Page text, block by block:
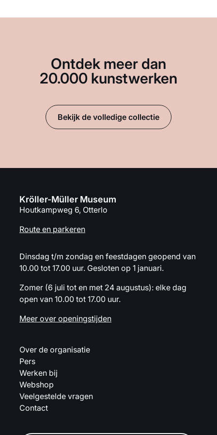
Ontdek meer dan
20.000 kunstwerken
Bekijk de volledige collectie
Kröller-Müller Museum
Houtkampweg 6, Otterlo
Route en parkeren
Dinsdag t/m zondag en feestdagen geopend van
10.00 tot 17.00 uur. Gesloten op 1 januari.
Zomer (6 juli tot en met 24 augustus): elke dag
open van 10.00 tot 17.00 uur.
Meer over openingstijden
Over de organisatie
Pers
Werken bij
Webshop
Veelgestelde vragen
Contact